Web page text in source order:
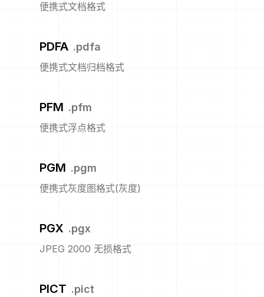
便携式文档格式
PDFA .pdfa
便携式文档归档格式
PFM .pfm
便携式浮点格式
PGM .pgm
便携式灰度图格式(灰度)
PGX .pgx
JPEG 2000 无损格式
PICT .pict